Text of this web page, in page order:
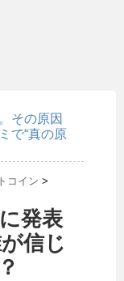
その原因
で“真の原
コイン >
発表
信じ